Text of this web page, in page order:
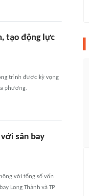
tạo động lực
trình được kỳ vọng
phương.
sân bay
với tổng số vốn
Long Thành và TP